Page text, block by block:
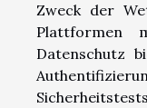
Zweck der
Plattformen
Datenschutz